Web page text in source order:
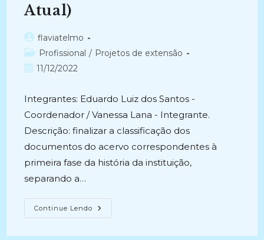
Atual)
Autor
do
post:
flaviatelmo
Categoria
do
Profissional / Projetos de extensão
Post11/12/2022
Integrantes: Eduardo Luiz dos Santos -
Coordenador / Vanessa Lana - Integrante.
Descrição: finalizar a classificação dos
documentos do acervo correspondentes à
primeira fase da história da instituição,
separando a…
Continue Lendo PRESERVAÇÃO
E